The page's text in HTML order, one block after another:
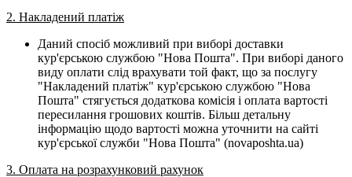
2. Накладений платіж
Даний спосіб можливий при виборі доставки
кур'єрською службою "Нова Пошта". При виборі даного
виду оплати слід врахувати той факт, що за послугу
"Накладений платіж" кур'єрською службою "Нова
Пошта" стягується додаткова комісія і оплата вартості
пересилання грошових коштів. Більш детальну
інформацію щодо вартості можна уточнити на сайті
кур'єрської служби "Нова Пошта" (novaposhta.ua)
3. Оплата на розрахунковий рахунок